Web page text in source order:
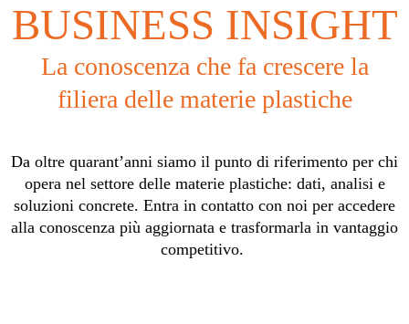
BUSINESS INSIGHT
La conoscenza che fa crescere la
filiera delle materie plastiche
Da oltre quarant’anni siamo il punto di riferimento per chi
opera nel settore delle materie plastiche: dati, analisi e
soluzioni concrete. Entra in contatto con noi per accedere
alla conoscenza più aggiornata e trasformarla in vantaggio
competitivo.